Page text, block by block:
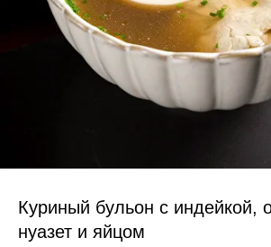
Куриный бульон с индейкой,
нуазет и яйцом